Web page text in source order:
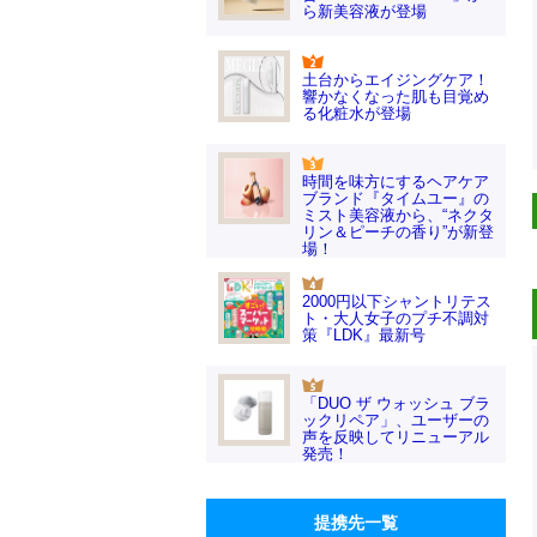
ら新美容液が登場
土台からエイジングケア！
響かなくなった肌も目覚め
る化粧水が登場
時間を味方にするヘアケア
ブランド『タイムユー』の
ミスト美容液から、“ネクタ
リン＆ピーチの香り”が新登
場！
2000円以下シャントリテス
ト・大人女子のプチ不調対
策『LDK』最新号
「DUO ザ ウォッシュ ブラ
ックリペア」、ユーザーの
声を反映してリニューアル
発売！
提携先一覧